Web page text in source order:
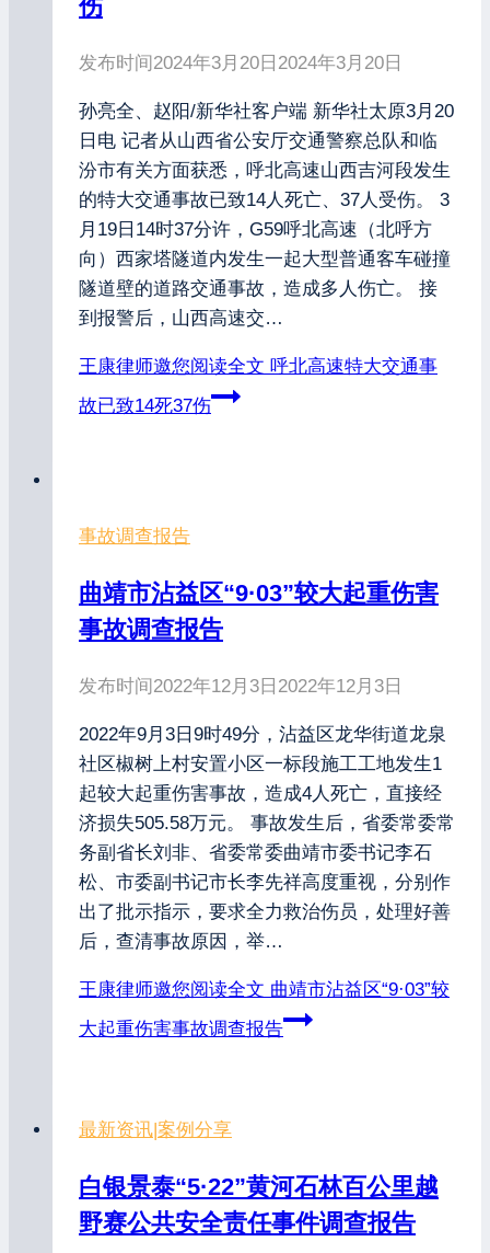
伤
发布时间2024年3月20日 2024年3月20日
孙亮全、赵阳/新华社客户端 新华社太原3月20
日电 记者从山西省公安厅交通警察总队和临
汾市有关方面获悉，呼北高速山西吉河段发生
的特大交通事故已致14人死亡、37人受伤。 3
月19日14时37分许，G59呼北高速（北呼方
向）西家塔隧道内发生一起大型普通客车碰撞
隧道壁的道路交通事故，造成多人伤亡。 接
到报警后，山西高速交…
王康律师邀您阅读全文 呼北高速特大交通事
故已致14死37伤
事故调查报告
曲靖市沾益区“9·03”较大起重伤害
事故调查报告
发布时间2022年12月3日 2022年12月3日
2022年9月3日9时49分，沾益区龙华街道龙泉
社区椒树上村安置小区一标段施工工地发生1
起较大起重伤害事故，造成4人死亡，直接经
济损失505.58万元。 事故发生后，省委常委常
务副省长刘非、省委常委曲靖市委书记李石
松、市委副书记市长李先祥高度重视，分别作
出了批示指示，要求全力救治伤员，处理好善
后，查清事故原因，举…
王康律师邀您阅读全文 曲靖市沾益区“9·03”较
大起重伤害事故调查报告
最新资讯|案例分享
白银景泰“5·22”黄河石林百公里越
野赛公共安全责任事件调查报告